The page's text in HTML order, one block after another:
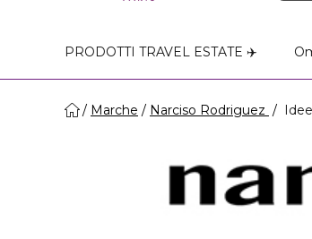
PRODOTTI TRAVEL ESTATE ✈️
Marche Narciso Rodriguez